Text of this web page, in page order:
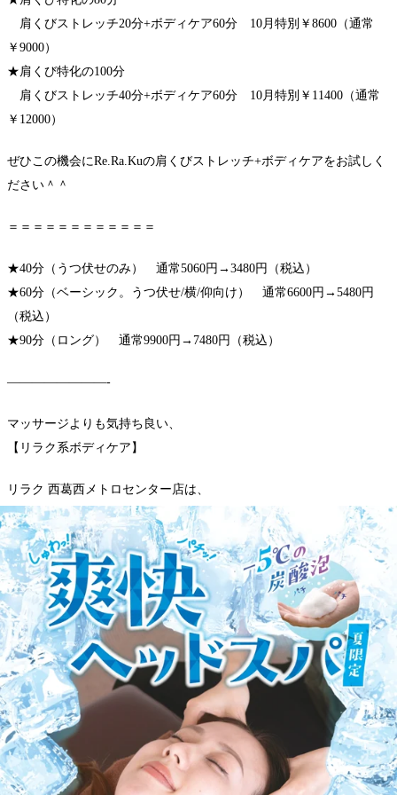
肩くびストレッチ20分+ボディケア60分 10月特別￥8600（通常
￥9000）
★肩くび特化の100分
肩くびストレッチ40分+ボディケア60分 10月特別￥11400（通常
￥12000）
ぜひこの機会にRe.Ra.Kuの肩くびストレッチ+ボディケアをお試しく
ださい＾＾
＝＝＝＝＝＝＝＝＝＝＝＝
★40分（うつ伏せのみ） 通常5060円→3480円（税込）
★60分（ベーシック。うつ伏せ/横/仰向け） 通常6600円→5480円
（税込）
★90分（ロング） 通常9900円→7480円（税込）
————————-
マッサージよりも気持ち良い、
【リラク系ボディケア】
リラク 西葛西メトロセンター店は、
西葛西駅 より徒歩1分。
西葛西メトロセンター１番街
ラーメン 花月「嵐」さんの隣
-営業時間-
全日 11:00 ~ 21:00
（最終受付20:30）
-お電話-
03-6808-5818（店舗直通）
WEB予約する